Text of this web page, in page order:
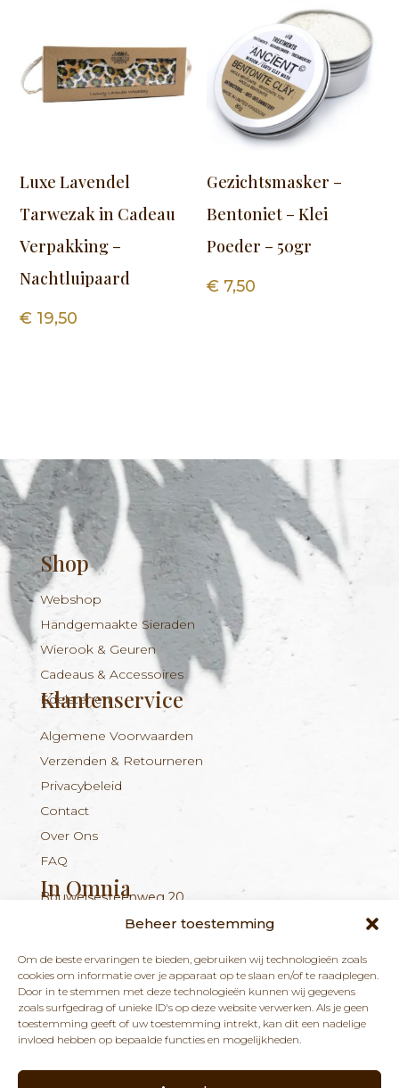
Beheer toestemming
Om de beste ervaringen te bieden, gebruiken wij technologieën zoals
cookies om informatie over je apparaat op te slaan en/of te raadplegen.
Door in te stemmen met deze technologieën kunnen wij gegevens
zoals surfgedrag of unieke ID's op deze website verwerken. Als je geen
toestemming geeft of uw toestemming intrekt, kan dit een nadelige
invloed hebben op bepaalde functies en mogelijkheden.
Luxe Lavendel
Tarwezak in Cadeau
Verpakking –
Nachtluipaard
€ 19,50
Gezichtsmasker –
Bentoniet – Klei
Poeder – 50gr
€ 7,50
Shop
Webshop
Handgemaakte Sieraden
Wierook & Geuren
Cadeaus & Accessoires
Edelstenen
Klantenservice
Algemene Voorwaarden
Verzenden & Retourneren
Privacybeleid
Contact
Over Ons
FAQ
In Omnia
Bouwelsesteenweg 20
BE 1029.893.045
info@inomnia.be
+324 56 96 16 94
Nieuwsbrief
nieuws over onze winkel en praktijk.